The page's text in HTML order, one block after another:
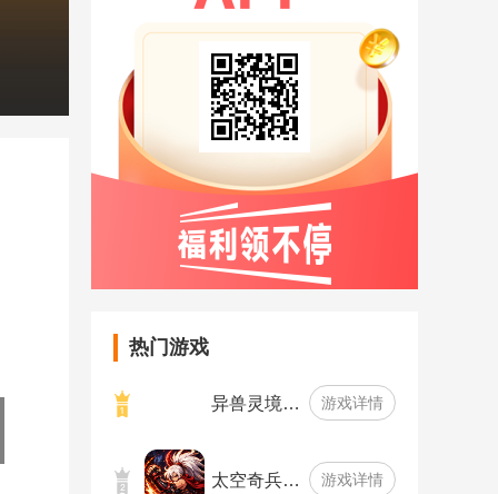
热门游戏
异兽灵境… 游戏详情
太空奇兵… 游戏详情